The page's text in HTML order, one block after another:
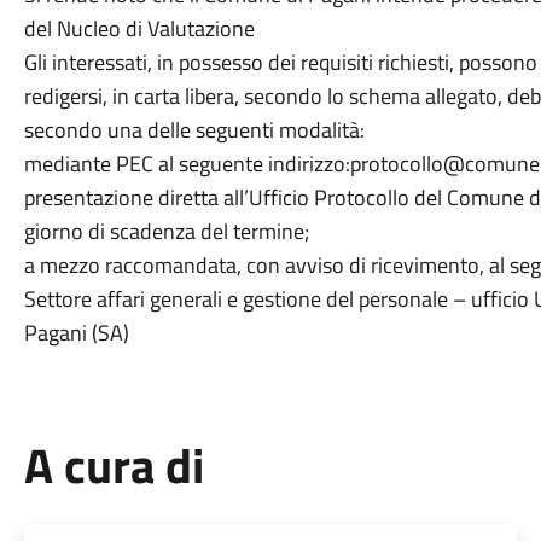
del Nucleo di Valutazione
Gli interessati, in possesso dei requisiti richiesti,
redigersi, in carta libera, secondo lo schema allegato,
secondo una delle seguenti modalità:
mediante PEC al seguente
presentazione diretta all’Ufficio Protocollo del Comune
giorno di scadenza del termine;
a mezzo raccomandata, con avviso di ricevimento, al
Settore affari generali e gestione del personale – ufficio
Pagani (SA)
A cura di